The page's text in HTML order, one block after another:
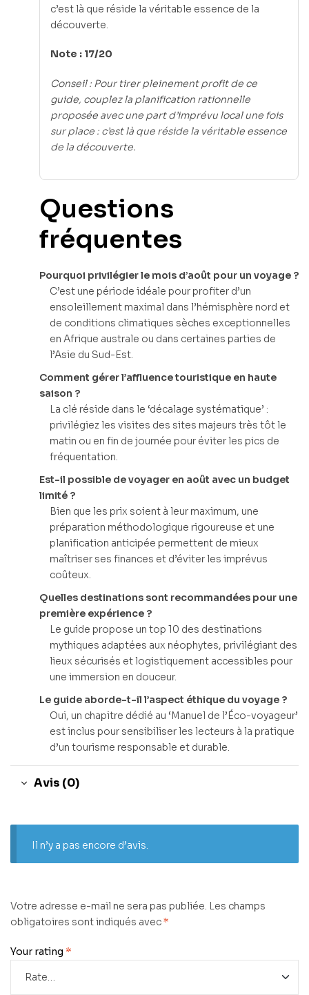
c’est là que réside la véritable essence de la
découverte.
Note : 17/20
Conseil : Pour tirer pleinement profit de ce
guide, couplez la planification rationnelle
proposée avec une part d’imprévu local une fois
sur place : c’est là que réside la véritable essence
de la découverte.
Questions
fréquentes
Pourquoi privilégier le mois d’août pour un voyage ?
C’est une période idéale pour profiter d’un
ensoleillement maximal dans l’hémisphère nord et
de conditions climatiques sèches exceptionnelles
en Afrique australe ou dans certaines parties de
l’Asie du Sud-Est.
Comment gérer l’affluence touristique en haute
saison ?
La clé réside dans le ‘décalage systématique’ :
privilégiez les visites des sites majeurs très tôt le
matin ou en fin de journée pour éviter les pics de
fréquentation.
Est-il possible de voyager en août avec un budget
limité ?
Bien que les prix soient à leur maximum, une
préparation méthodologique rigoureuse et une
planification anticipée permettent de mieux
maîtriser ses finances et d’éviter les imprévus
coûteux.
Quelles destinations sont recommandées pour une
première expérience ?
Le guide propose un top 10 des destinations
mythiques adaptées aux néophytes, privilégiant des
lieux sécurisés et logistiquement accessibles pour
une immersion en douceur.
Le guide aborde-t-il l’aspect éthique du voyage ?
Oui, un chapitre dédié au ‘Manuel de l’Éco-voyageur’
est inclus pour sensibiliser les lecteurs à la pratique
d’un tourisme responsable et durable.
Avis (0)
Il n’y a pas encore d’avis.
Votre adresse e-mail ne sera pas publiée. Les champs
obligatoires sont indiqués avec*
Your rating *